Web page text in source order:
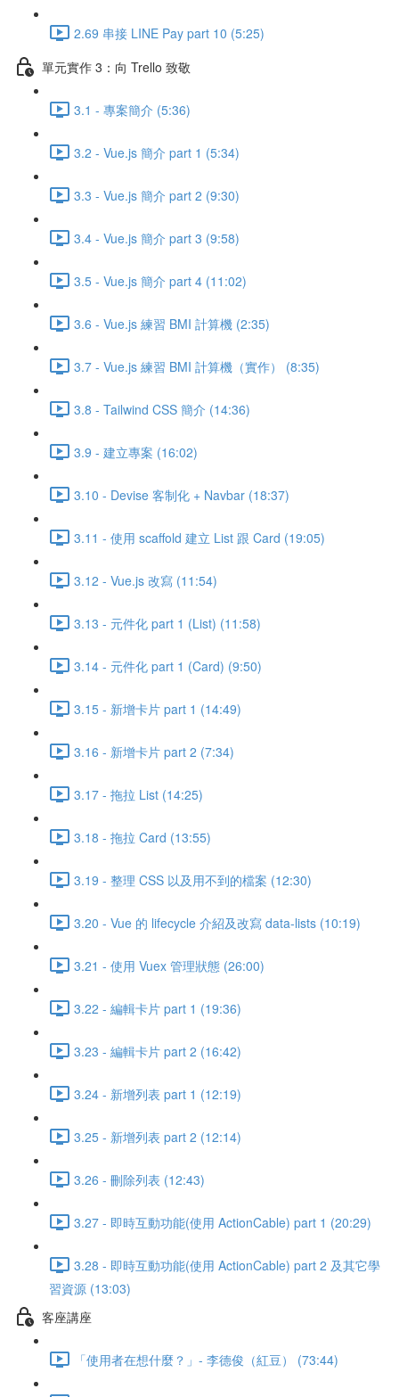
2.69 串接 LINE Pay part 10 (5:25)
單元實作 3：向 Trello 致敬
3.1 - 專案簡介 (5:36)
3.2 - Vue.js 簡介 part 1 (5:34)
3.3 - Vue.js 簡介 part 2 (9:30)
3.4 - Vue.js 簡介 part 3 (9:58)
3.5 - Vue.js 簡介 part 4 (11:02)
3.6 - Vue.js 練習 BMI 計算機 (2:35)
3.7 - Vue.js 練習 BMI 計算機（實作） (8:35)
3.8 - Tailwind CSS 簡介 (14:36)
3.9 - 建立專案 (16:02)
3.10 - Devise 客制化 + Navbar (18:37)
3.11 - 使用 scaffold 建立 List 跟 Card (19:05)
3.12 - Vue.js 改寫 (11:54)
3.13 - 元件化 part 1 (List) (11:58)
3.14 - 元件化 part 1 (Card) (9:50)
3.15 - 新增卡片 part 1 (14:49)
3.16 - 新增卡片 part 2 (7:34)
3.17 - 拖拉 List (14:25)
3.18 - 拖拉 Card (13:55)
3.19 - 整理 CSS 以及用不到的檔案 (12:30)
3.20 - Vue 的 lifecycle 介紹及改寫 data-lists (10:19)
3.21 - 使用 Vuex 管理狀態 (26:00)
3.22 - 編輯卡片 part 1 (19:36)
3.23 - 編輯卡片 part 2 (16:42)
3.24 - 新增列表 part 1 (12:19)
3.25 - 新增列表 part 2 (12:14)
3.26 - 刪除列表 (12:43)
3.27 - 即時互動功能(使用 ActionCable) part 1 (20:29)
3.28 - 即時互動功能(使用 ActionCable) part 2 及其它學
習資源 (13:03)
客座講座
「使用者在想什麼？」- 李德俊（紅豆） (73:44)